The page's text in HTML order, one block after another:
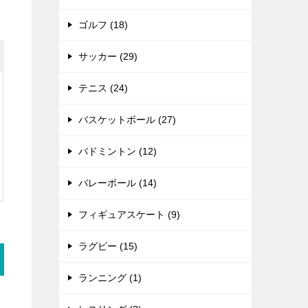
ゴルフ (18)
サッカー (29)
テニス (24)
バスケットボール (27)
バドミントン (12)
バレーボール (14)
フィギュアスケート (9)
ラグビー (15)
ランニング (1)